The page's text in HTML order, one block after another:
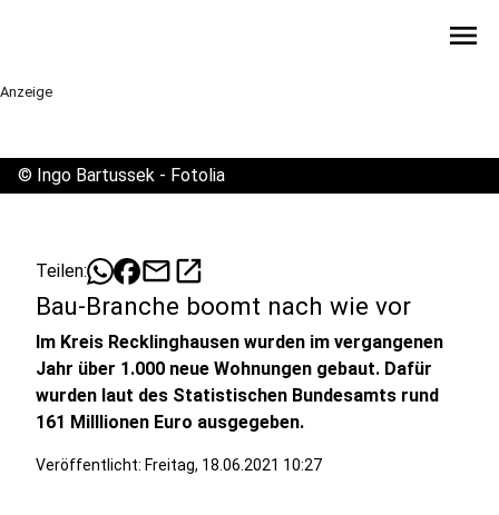
menu
Anzeige
© Ingo Bartussek - Fotolia
Teilen: mailopen_in_new
Bau-Branche boomt nach wie vor
Im Kreis Recklinghausen wurden im vergangenen
Jahr über 1.000 neue Wohnungen gebaut. Dafür
wurden laut des Statistischen Bundesamts rund
161 Milllionen Euro ausgegeben.
Veröffentlicht: Freitag, 18.06.2021 10:27